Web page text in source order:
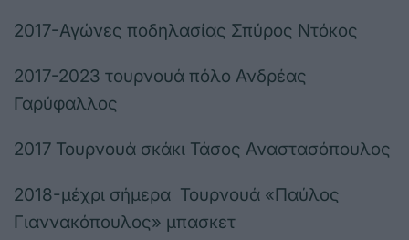
2017-Αγώνες ποδηλασίας Σπύρος Ντόκος
2017-2023 τουρνουά πόλο Ανδρέας
Γαρύφαλλος
2017 Τουρνουά σκάκι Τάσος Αναστασόπουλος
2018-μέχρι σήμερα Τουρνουά «Παύλος
Γιαννακόπουλος» μπασκετ